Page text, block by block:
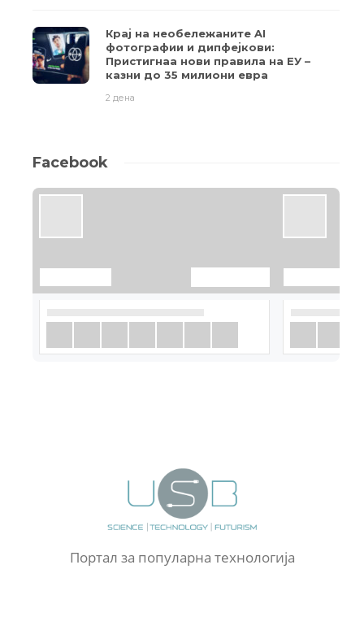
Крај на необележаните AI
фотографии и дипфејкови:
Пристигнаа нови правила на ЕУ –
казни до 35 милиони евра
2 дена
Facebook
Портал за популарна технологија